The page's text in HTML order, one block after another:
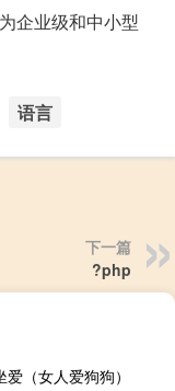
企业级和中小型
语言
下一篇
?php
（女人爱狗狗）